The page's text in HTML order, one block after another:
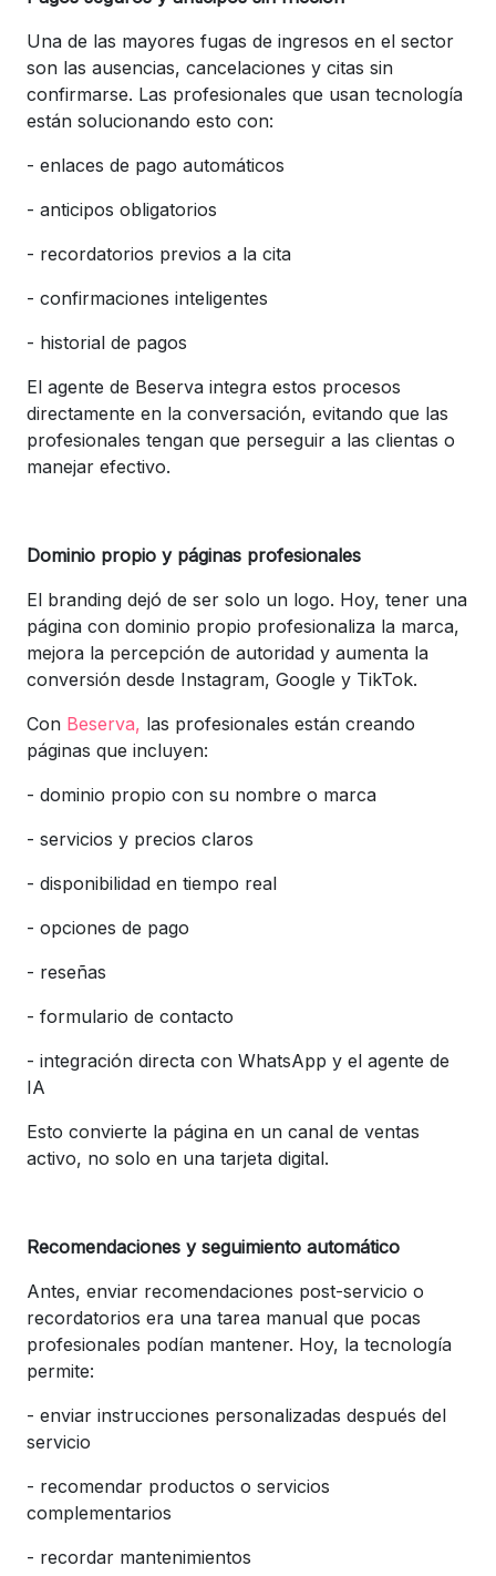
Una de las mayores fugas de ingresos en el sector
son las ausencias, cancelaciones y citas sin
confirmarse. Las profesionales que usan tecnología
están solucionando esto con:
- enlaces de pago automáticos
- anticipos obligatorios
- recordatorios previos a la cita
- confirmaciones inteligentes
- historial de pagos
El agente de Beserva integra estos procesos
directamente en la conversación, evitando que las
profesionales tengan que perseguir a las clientas o
manejar efectivo.
Dominio propio y páginas profesionales
El branding dejó de ser solo un logo. Hoy, tener una
página con dominio propio profesionaliza la marca,
mejora la percepción de autoridad y aumenta la
conversión desde Instagram, Google y TikTok.
Con Beserva, las profesionales están creando
páginas que incluyen:
- dominio propio con su nombre o marca
- servicios y precios claros
- disponibilidad en tiempo real
- opciones de pago
- reseñas
- formulario de contacto
- integración directa con WhatsApp y el agente de
IA
Esto convierte la página en un canal de ventas
activo, no solo en una tarjeta digital.
Recomendaciones y seguimiento automático
Antes, enviar recomendaciones post-servicio o
recordatorios era una tarea manual que pocas
profesionales podían mantener. Hoy, la tecnología
permite:
- enviar instrucciones personalizadas después del
servicio
- recomendar productos o servicios
complementarios
- recordar mantenimientos